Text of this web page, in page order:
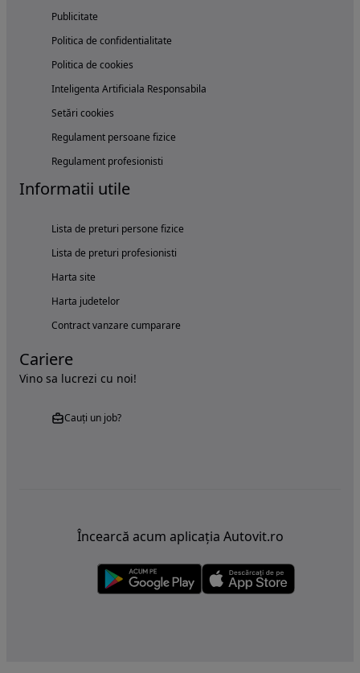
Publicitate
Politica de confidentialitate
Politica de cookies
Inteligenta Artificiala Responsabila
Setări cookies
Regulament persoane fizice
Regulament profesionisti
Informatii utile
Lista de preturi persone fizice
Lista de preturi profesionisti
Harta site
Harta judetelor
Contract vanzare cumparare
Cariere
Vino sa lucrezi cu noi!
Cauți un job?
Încearcă acum aplicația Autovit.ro